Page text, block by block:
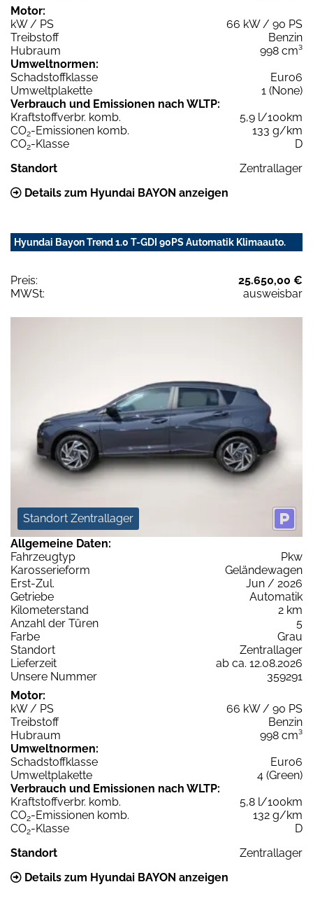
Motor:
kW / PS
66 kW / 90 PS
Treibstoff
Benzin
Hubraum
998 cm³
Umweltnormen:
Schadstoffklasse
Euro6
Umweltplakette
1 (None)
Verbrauch und Emissionen nach WLTP:
Kraftstoffverbr. komb.
5,9 l/100km
CO2-Emissionen komb.
133 g/km
CO2-Klasse
D
Standort
Zentrallager
Details zum Hyundai BAYON anzeigen
Hyundai Bayon Trend 1.0 T-GDI 90PS Automatik Klimaauto.
Preis:
25.650,00 €
MWSt:
ausweisbar
Standort Zentrallager
Allgemeine Daten:
Fahrzeugtyp
Pkw
Karosserieform
Geländewagen
Erst-Zul.
Jun / 2026
Getriebe
Automatik
Kilometerstand
2 km
Anzahl der Türen
5
Farbe
Grau
Standort
Zentrallager
Lieferzeit
ab ca. 12.08.2026
Unsere Nummer
359291
Motor:
kW / PS
66 kW / 90 PS
Treibstoff
Benzin
Hubraum
998 cm³
Umweltnormen:
Schadstoffklasse
Euro6
Umweltplakette
4 (Green)
Verbrauch und Emissionen nach WLTP:
Kraftstoffverbr. komb.
5,8 l/100km
CO2-Emissionen komb.
132 g/km
CO2-Klasse
D
Standort
Zentrallager
Details zum Hyundai BAYON anzeigen